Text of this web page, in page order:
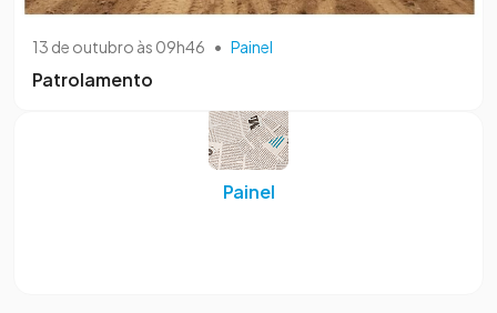
13 de outubro às 09h46 • Painel
Patrolamento
Painel